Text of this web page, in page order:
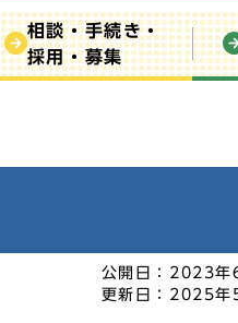
相談・手続き・
採用・募集
公開日： 2023年
更新日： 2025年